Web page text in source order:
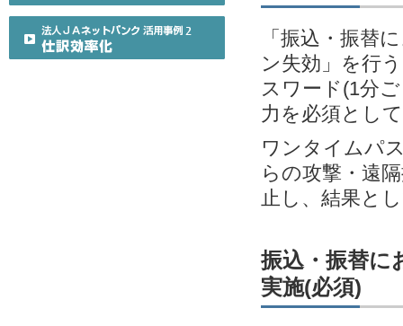
「振込・振替
ン失効」を行
スワード(1分
力を必須とし
ワンタイムパ
らの攻撃・遠
止し、結果と
振込・振替に
実施(必須)